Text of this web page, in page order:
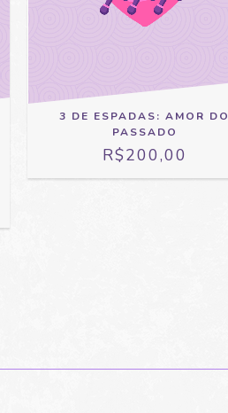
3 DE ESPADAS: AMOR DO
PASSADO
R$200,00